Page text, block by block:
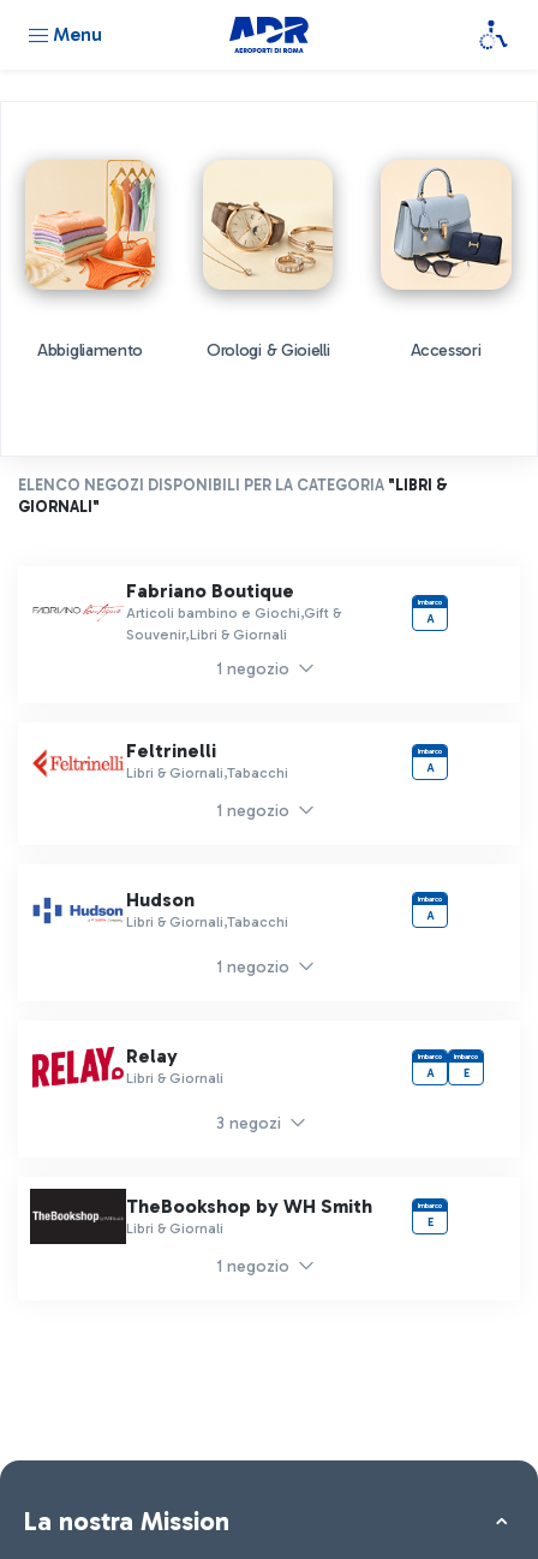
Menu
Abbigliamento Orologi & Gioielli Accessori
ELENCO NEGOZI DISPONIBILI PER LA CATEGORIA "LIBRI &
GIORNALI"
Fabriano Boutique
Articoli bambino e Giochi,Gift &
Souvenir,Libri & Giornali
Imbarco
A
1 negozio
Feltrinelli
Libri & Giornali,Tabacchi
Imbarco
A
1 negozio
Hudson
Libri & Giornali,Tabacchi
Imbarco
A
1 negozio
Relay
Libri & Giornali
Imbarco
A
Imbarco
E
3 negozi
TheBookshop by WH Smith
Libri & Giornali
Imbarco
E
1 negozio
La nostra Mission